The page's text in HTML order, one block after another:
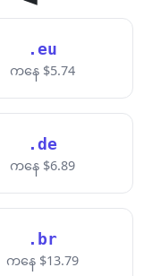
.eu
ကနေ $5.74
.de
ကနေ $6.89
.br
ကနေ $13.79